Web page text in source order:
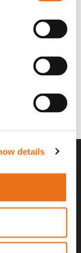
details
i varukorg
6k 0Gr/8 R6/14